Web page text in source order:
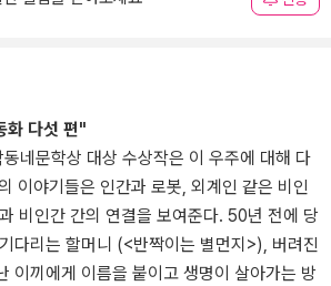
화 다섯 편"
네문학상 대상 수상작은 이 우주에 대해 다
이야기들은 인간과 로봇, 외계인 같은 비인
비인간 간의 연결을 보여준다. 50년 전에 당
다리는 할머니 (<반짝이는 별먼지>), 버려진
이끼에게 이름을 붙이고 생명이 살아가는 방